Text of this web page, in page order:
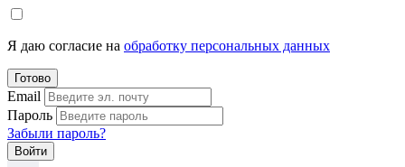
Я даю согласие на обработку персональных данных
Готово
Email
Пароль
Забыли пароль?
Войти